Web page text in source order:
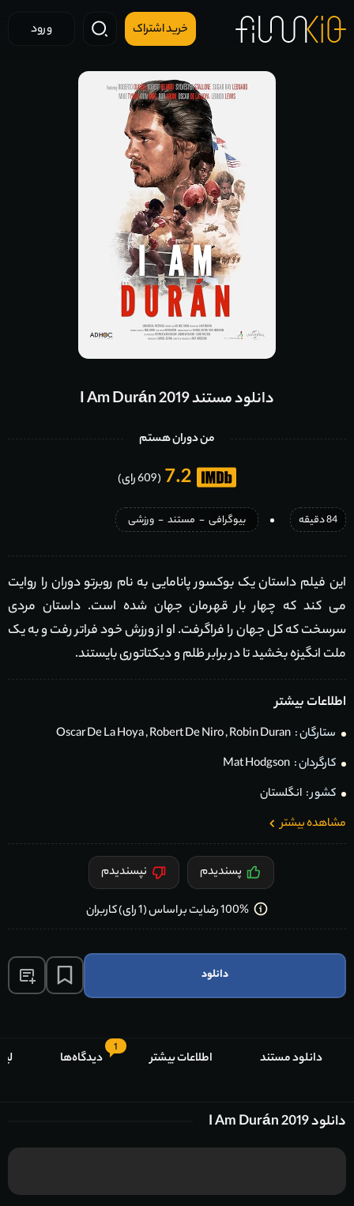
خرید اشتراک ورود
دانلود مستند I Am Durán 2019
من دوران هستم
7.2 (609 رای)
84 دقیقه بیوگرافی - مستند - ورزشی
این فیلم داستان یک بوکسور پانامایی به نام روبرتو دوران را روایت
می کند که چهار بار قهرمان جهان شده است. داستان مردی
سرسخت که کل جهان را فراگرفت. او از ورزش خود فراتر رفت و به یک
ملت انگیزه بخشید تا در برابر ظلم و دیکتاتوری بایستند.
اطلاعات بیشتر
ستارگان : Oscar De La Hoya,Robert De Niro,Robin Duran
کارگردان : Mat Hodgson
کشور : انگلستان
مشاهده بیشتر
پسندیدم نپسندیدم
100% رضایت بر اساس (1 رای) کاربران
دانلود
دانلود مستند اطلاعات بیشتر
1
دیدگاه‌ها
دانلود I Am Durán 2019